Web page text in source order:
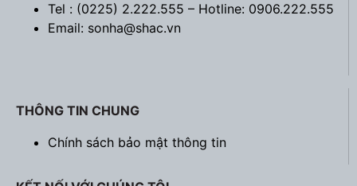
Tel : (0225) 2.222.555 – Hotline: 0906.222.555
Email: sonha@shac.vn
THÔNG TIN CHUNG
Chính sách bảo mật thông tin